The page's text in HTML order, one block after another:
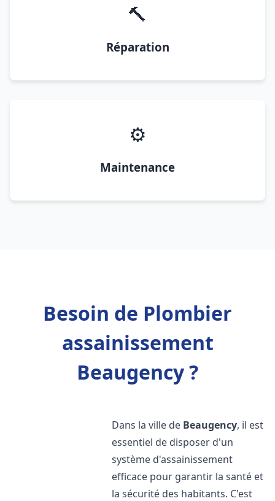
🔨
Réparation
⚙️
Maintenance
Besoin de Plombier
assainissement
Beaugency ?
Dans la ville de Beaugency, il est
essentiel de disposer d'un
système d'assainissement
efficace pour garantir la santé et
la sécurité des habitants. C'est